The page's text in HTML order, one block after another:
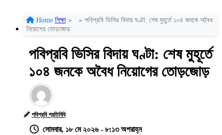
Home শিক্ষা » » পবিপ্রবি ভিসির বিদায় ঘণ্টা: শেষ মুহূর্তে ১০৪ জনকে অবৈধ
নিয়োগের তোড়জোড়
পবিপ্রবি ভিসির বিদায় ঘণ্টা: শেষ মুহূর্তে
১০৪ জনকে অবৈধ নিয়োগের তোড়জোড়
পবিপ্রবি প্রতিনিধি
সোমবার, ১৮ মে ২০২৬ - ৮:১৩ অপরাহ্ন